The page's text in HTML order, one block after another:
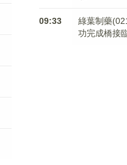
09:33
綠葉制藥
功完成橋接